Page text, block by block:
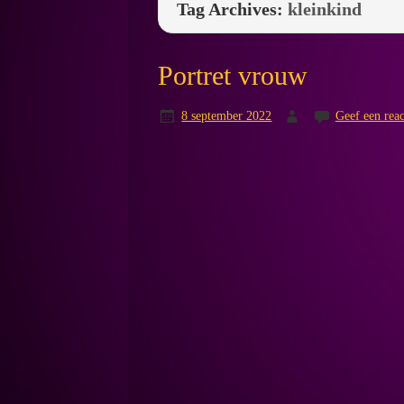
Tag Archives:kleinkind
Portret vrouw
8 september 2022 Geef een